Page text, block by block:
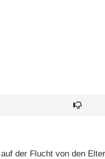
der Flucht von den